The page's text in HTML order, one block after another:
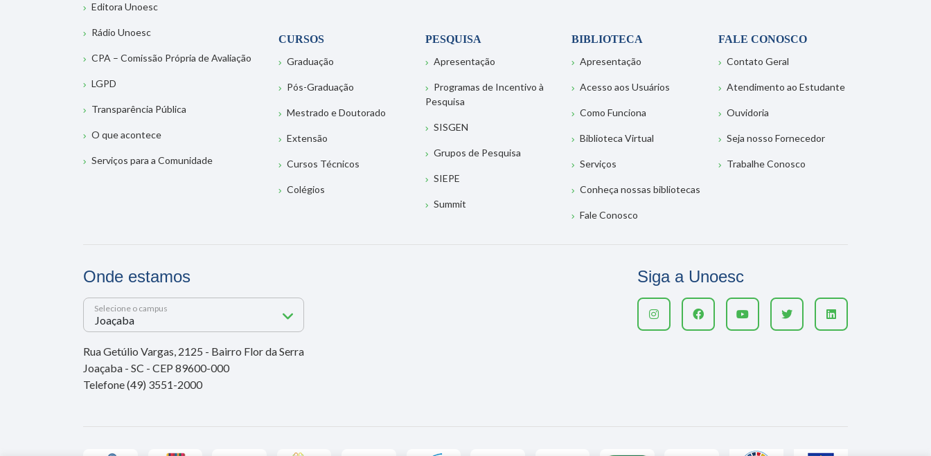
Editora Unoesc
Rádio Unoesc
CPA – Comissão Própria de Avaliação
LGPD
Transparência Pública
O que acontece
Serviços para a Comunidade
CURSOS
Graduação
Pós-Graduação
Mestrado e Doutorado
Extensão
Cursos Técnicos
Colégios
PESQUISA
Apresentação
Programas de Incentivo à
Pesquisa
SISGEN
Grupos de Pesquisa
SIEPE
Summit
BIBLIOTECA
Apresentação
Acesso aos Usuários
Como Funciona
Biblioteca Virtual
Serviços
Conheça nossas bibliotecas
Fale Conosco
FALE CONOSCO
Contato Geral
Atendimento ao Estudante
Ouvidoria
Seja nosso Fornecedor
Trabalhe Conosco
Onde estamos
Selecione o campus
Rua Getúlio Vargas, 2125 - Bairro Flor da Serra
Joaçaba - SC - CEP 89600-000
Telefone (49) 3551-2000
Siga a Unoesc